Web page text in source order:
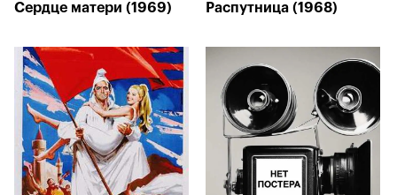
Сердце матери (1969) Распутница (1968)